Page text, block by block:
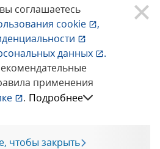
соглашаетесь
cookie
,
данных
.
применения
. Подробнее
чтобы закрыть
®. Все права
об ошибке
мне